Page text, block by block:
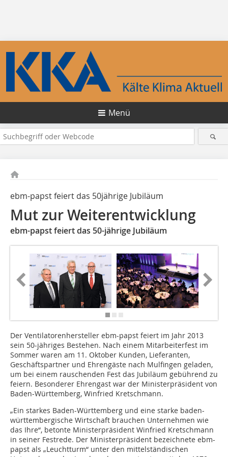
Menü
ebm-papst feiert das 50jährige Jubiläum
Mut zur Weiterentwicklung
ebm-papst feiert das 50-jährige Jubiläum
Der Ventilatorenhersteller ebm-papst feiert im Jahr 2013
sein 50-jähriges Bestehen. Nach einem Mitarbeiterfest im
Sommer waren am 11. Oktober Kunden, Lieferanten,
Geschäftspartner und Ehrengäste nach Mulfingen geladen,
um bei einem rauschenden Fest das Jubiläum gebührend zu
feiern. Besonderer Ehrengast war der Ministerpräsident von
Baden-Württemberg, Winfried Kretschmann.
„Ein starkes Baden-Württemberg und eine starke baden-
württembergische Wirtschaft brauchen Unternehmen wie
das Ihre“, betonte Ministerpräsident Winfried Kretschmann
in seiner Festrede. Der Ministerpräsident bezeichnete ebm-
papst als „Leuchtturm“ unter den mittelständischen